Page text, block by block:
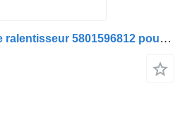
Unité de commande de ralentisseur 5801596812 pour camion IVECO – Cod